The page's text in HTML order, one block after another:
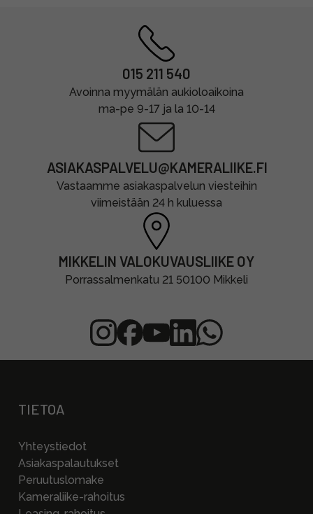
015 211 540
Avoinna myymälän aukioloaikoina
ma-pe 9-17 ja la 10-14
ASIAKASPALVELU@KAMERALIIKE.FI
Vastaamme asiakaspalvelun viesteihin
viimeistään 24 h kuluessa
MIKKELIN VALOKUVAUSLIIKE OY
Porrassalmenkatu 21 50100 Mikkeli
TIETOA
Yhteystiedot
Asiakaspalautukset
Peruutuslomake
Kameraliike-rahoitus